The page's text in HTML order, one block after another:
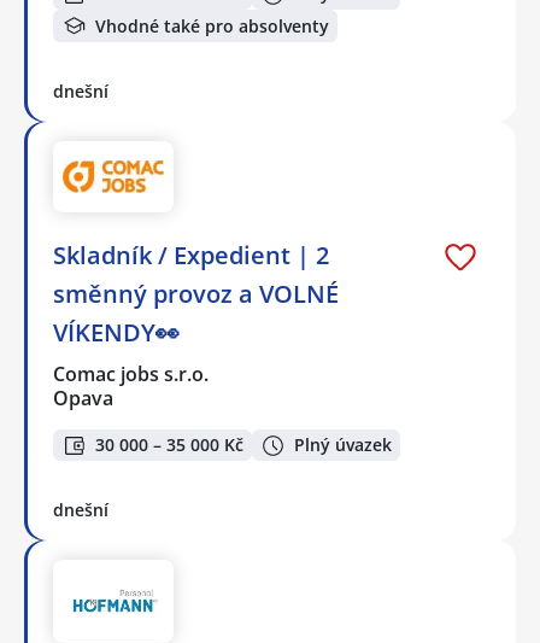
Vhodné také pro absolventy
dnešní
Skladník / Expedient | 2
směnný provoz a VOLNÉ
VÍKENDY👀
Comac jobs s.r.o.
Opava
30 000 – 35 000 Kč Plný úvazek
dnešní